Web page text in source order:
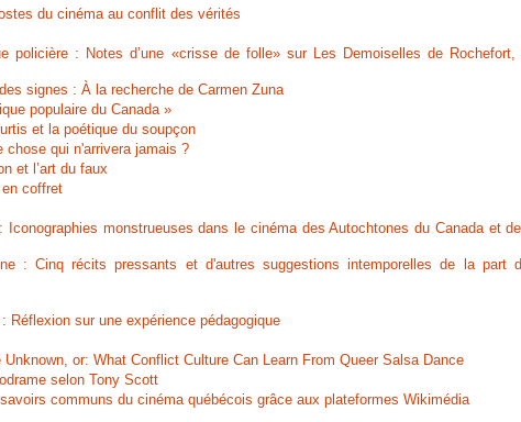
du cinéma au conflit des vérités
policière : Notes d’une «crisse de folle» sur Les Demoiselles de Rochefort,
signes : À la recherche de Carmen Zuna
populaire du Canada »
et la poétique du soupçon
chose qui n'arrivera jamais ?
et l’art du faux
en coffret
Iconographies monstrueuses dans le cinéma des Autochtones du Canada et
: Cinq récits pressants et d'autres suggestions intemporelles de la part
Réflexion sur une expérience pédagogique
or: What Conflict Culture Can Learn From Queer Salsa Dance
selon Tony Scott
communs du cinéma québécois grâce aux plateformes Wikimédia